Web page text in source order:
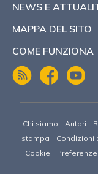
NEWS E
MAPPA DEL SITO
COME FUNZIONA
Chi siamo Autori
stampa
Condizioni
Cookie